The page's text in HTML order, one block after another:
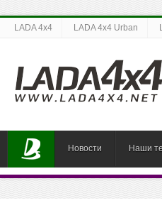
LADA 4x4 LADA 4x4 Urban
Новости Наши